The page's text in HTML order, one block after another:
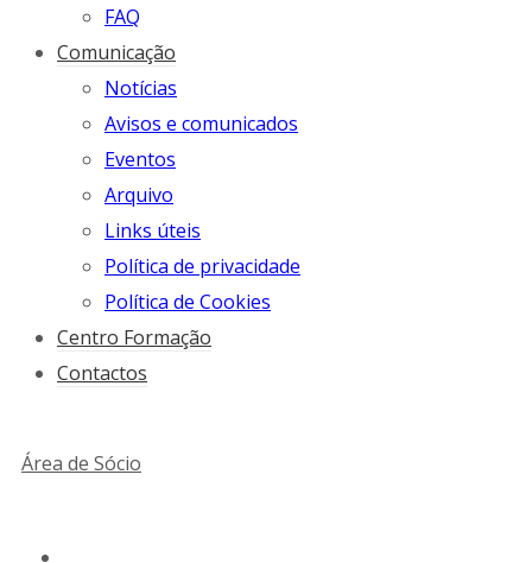
FAQ
Comunicação
Notícias
Avisos e comunicados
Eventos
Arquivo
Links úteis
Política de privacidade
Política de Cookies
Centro Formação
Contactos
Área de Sócio